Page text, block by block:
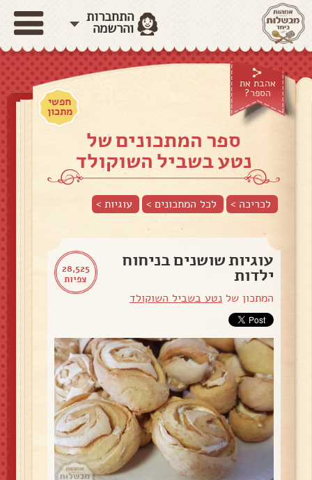
התחברות
והרשמה
אהבת את
הספר?
חפשי
מתכון
ספר המתכונים של
נטע בשביל השוקולד
לכריכה > לכל המתכונים > עוגיות>
28,525
צפיות
עוגיות שושנים בניחוח
ילדות
המתכון שלנטע בשביל השוקולד